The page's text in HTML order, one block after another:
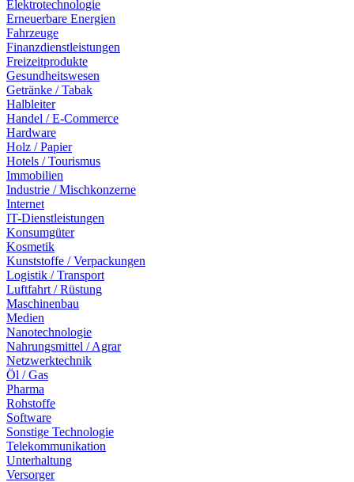
Elektrotechnologie
Erneuerbare Energien
Fahrzeuge
Finanzdienstleistungen
Freizeitprodukte
Gesundheitswesen
Getränke / Tabak
Halbleiter
Handel / E-Commerce
Hardware
Holz / Papier
Hotels / Tourismus
Immobilien
Industrie / Mischkonzerne
Internet
IT-Dienstleistungen
Konsumgüter
Kosmetik
Kunststoffe / Verpackungen
Logistik / Transport
Luftfahrt / Rüstung
Maschinenbau
Medien
Nanotechnologie
Nahrungsmittel / Agrar
Netzwerktechnik
Öl / Gas
Pharma
Rohstoffe
Software
Sonstige Technologie
Telekommunikation
Unterhaltung
Versorger